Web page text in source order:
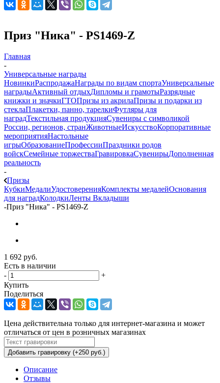
Приз "Ника" - PS1469-Z
Главная
-
Универсальные награды
НовинкиРаспродажаНаграды по видам спортаУниверсальные
наградыАктивный отдыхДипломы и грамотыРазрядные
книжки и значкиГТОПризы из акрилаПризы и подарки из
стеклаПлакетки, панно, тарелкиФутляры для
наградТекстильная продукцияСувениры с символикой
России, регионов, странЖивотныеИскусствоКорпоративные
мероприятияНастольные
игрыОбразованиеПрофессииПраздники родов
войскСемейные торжестваГравировкаСувенирыДополненная
реальность
-
Призы
КубкиМедалиУдостоверенияКомплекты медалейОснования
для наградКолодкиЛенты Вкладыши
-Приз "Ника" - PS1469-Z
1 692 руб.
Есть в наличии
-
+
Купить
Поделиться
Цена действительна только для интернет-магазина и может
отличаться от цен в розничных магазинах
Добавить гравировку (+250 руб.)
Описание
Отзывы